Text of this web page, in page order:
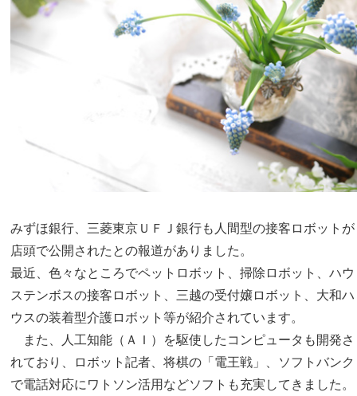
みずほ銀行、三菱東京ＵＦＪ銀行も人間型の接客ロボットが
店頭で公開されたとの報道がありました。
最近、色々なところでペットロボット、掃除ロボット、ハウ
ステンボスの接客ロボット、三越の受付嬢ロボット、大和ハ
ウスの装着型介護ロボット等が紹介されています。
また、人工知能（ＡＩ）を駆使したコンピュータも開発さ
れており、ロボット記者、将棋の「電王戦」、ソフトバンク
で電話対応にワトソン活用などソフトも充実してきました。